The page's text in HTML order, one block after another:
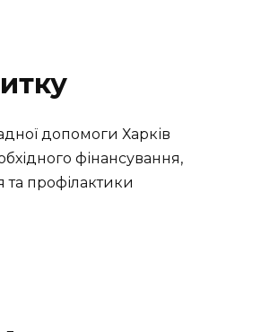
допомоги Харків
фінансування,
та профілактики